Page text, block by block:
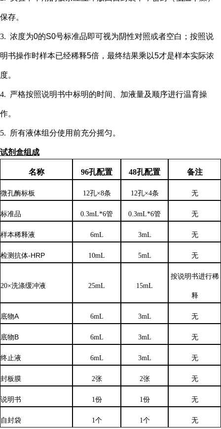
保存。
3. 浓度为0的S0号标准品即可视为阴性对照或者空白；按照说
明书操作时样本已经稀释5倍，最终结果乘以5才是样本实际浓
度。
4. 严格按照说明书中标明的时间、加液量及顺序进行温育操
作。
5. 所有液体组分使用前充分摇匀。
试剂盒组成
名称 96孔配置 48孔配置 备注
微孔酶标板 12孔×8条 12孔×4条 无
标准品 0.3mL*6管 0.3mL*6管 无
样本稀释液 6mL 3mL 无
检测抗体-HRP 10mL 5mL 无
20×洗涤缓冲液 25mL 15mL
按说明书进行稀
释
底物A 6mL 3mL 无
底物B 6mL 3mL 无
终止液 6mL 3mL 无
封板膜 2张 2张 无
说明书 1份 1份 无
自封袋 1个 1个 无